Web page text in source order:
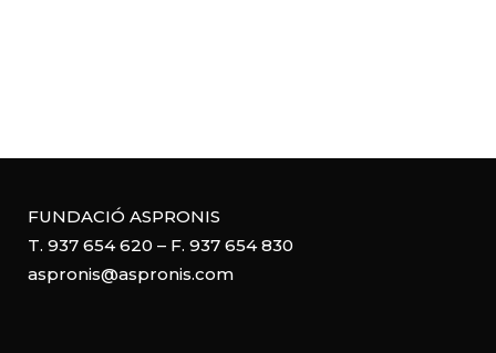
FUNDACIÓ ASPRONIS
T. 937 654 620 – F. 937 654 830
aspronis@aspronis.com